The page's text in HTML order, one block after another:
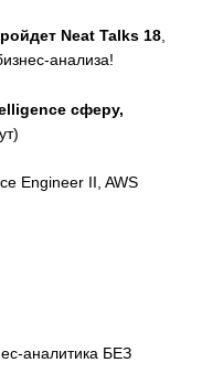
Neat Talks 18,
анализа!
сферу,
Engineer II, AWS
аналитика БЕЗ